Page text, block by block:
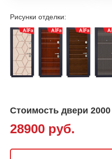
Рисунки отделки:
Стоимость двери
28900 руб.